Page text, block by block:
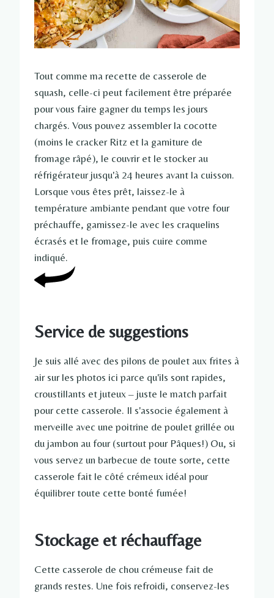
Tout comme ma recette de casserole de
squash, celle-ci peut facilement être préparée
pour vous faire gagner du temps les jours
chargés. Vous pouvez assembler la cocotte
(moins le cracker Ritz et la garniture de
fromage râpé), le couvrir et le stocker au
réfrigérateur jusqu'à 24 heures avant la cuisson.
Lorsque vous êtes prêt, laissez-le à
température ambiante pendant que votre four
préchauffe, garnissez-le avec les craquelins
écrasés et le fromage, puis cuire comme
indiqué.
Service de suggestions
Je suis allé avec des pilons de poulet aux frites à
air sur les photos ici parce qu'ils sont rapides,
croustillants et juteux – juste le match parfait
pour cette casserole. Il s'associe également à
merveille avec une poitrine de poulet grillée ou
du jambon au four (surtout pour Pâques!) Ou, si
vous servez un barbecue de toute sorte, cette
casserole fait le côté crémeux idéal pour
équilibrer toute cette bonté fumée!
Stockage et réchauffage
Cette casserole de chou crémeuse fait de
grands restes. Une fois refroidi, conservez-les